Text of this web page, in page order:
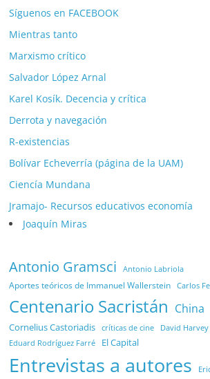
Síguenos en FACEBOOK
Mientras tanto
Marxismo crítico
Salvador López Arnal
Karel Kosík. Decencia y crítica
Derrota y navegación
R-existencias
Bolívar Echeverría (página de la UAM)
Ciencía Mundana
Jramajo- Recursos educativos economía
Joaquín Miras
Antonio Gramsci Antonio Labriola
Aportes teóricos de Immanuel Wallerstein Carlos
Centenario Sacristán China
Cornelius Castoriadis críticas de cine David Harvey
Eduard Rodríguez Farré El Capital
Entrevistas a autores